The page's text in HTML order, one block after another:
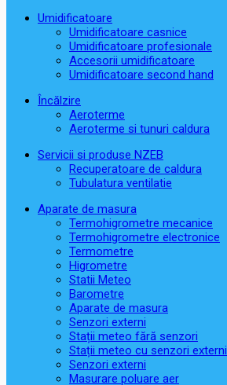
Umidificatoare
Umidificatoare casnice
Umidificatoare profesionale
Accesorii umidificatoare
Umidificatoare second hand
Încălzire
Aeroterme
Aeroterme si tunuri caldura
Servicii si produse NZEB
Recuperatoare de caldura
Tubulatura ventilatie
Aparate de masura
Termohigrometre mecanice
Termohigrometre electronice
Termometre
Higrometre
Statii Meteo
Barometre
Aparate de masura
Senzori externi
Stații meteo fără senzori
Stații meteo cu senzori externi
Senzori externi
Masurare poluare aer